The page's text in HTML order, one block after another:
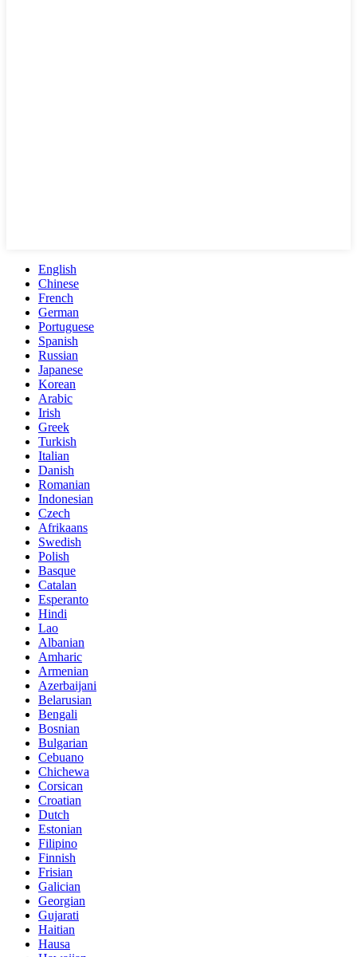
English
Chinese
French
German
Portuguese
Spanish
Russian
Japanese
Korean
Arabic
Irish
Greek
Turkish
Italian
Danish
Romanian
Indonesian
Czech
Afrikaans
Swedish
Polish
Basque
Catalan
Esperanto
Hindi
Lao
Albanian
Amharic
Armenian
Azerbaijani
Belarusian
Bengali
Bosnian
Bulgarian
Cebuano
Chichewa
Corsican
Croatian
Dutch
Estonian
Filipino
Finnish
Frisian
Galician
Georgian
Gujarati
Haitian
Hausa